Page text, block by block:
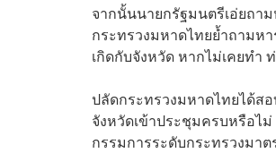
จากนั้นนายกรัฐมนตรีเอ่ยถา
กระทรวงมหาดไทยย้ำถามห
เกิดกับจังหวัด หากไม่เคยทำ
ปลัดกระทรวงมหาดไทยได้ส
จังหวัดเข้าประชุมครบหรือไ
กรรมการระดับกระทรวงมา